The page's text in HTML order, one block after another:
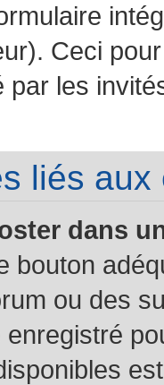
Ceci
par les
liés
dans
bouton
ou des
enregistré